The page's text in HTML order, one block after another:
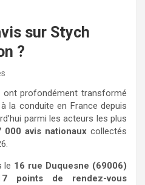
sur Stych
?
ont profondément transformé
la conduite en France depuis
parmi les acteurs les plus
000 avis nationauxcollectés
le 16 rue Duquesne (69006)
points de rendez-vous